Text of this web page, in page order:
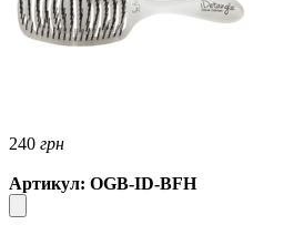
240 грн
Артикул: OGB-ID-BFH